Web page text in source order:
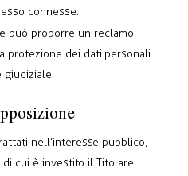
connesse.
può proporre un reclamo
protezione dei dati personali
giudiziale.
nell’interesse pubblico,
cui è investito il Titolare